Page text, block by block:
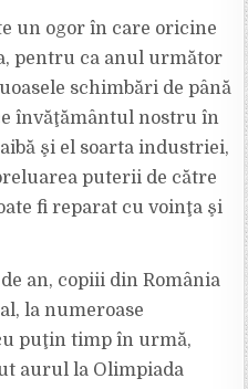
un ogor în care oricine
pentru ca anul următor
schimbări de până
învăţământul nostru în
şi el soarta industriei,
puterii de către
fi reparat cu voinţa şi
an, copiii din România
la numeroase
puţin timp în urmă,
aurul la Olimpiada